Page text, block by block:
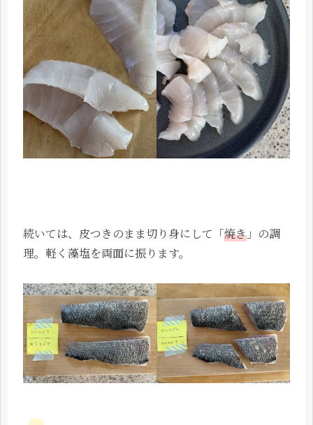
続いては、皮つきのまま切り身にして「焼き 」の調
理。軽く藻塩を両面に振ります。